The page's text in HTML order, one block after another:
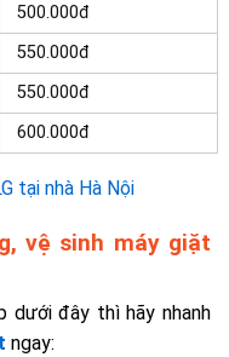
500.000đ
550.000đ
550.000đ
600.000đ
tại nhà Hà Nội
vệ sinh máy giặt
dưới đây thì hãy nhanh
ngay: